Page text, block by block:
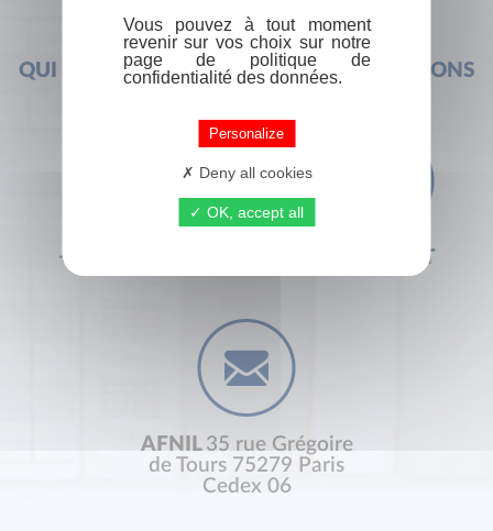
QUI SOMMES-NOUS ? FOIRE AUX QUESTIONS
+33 (0) 1 44 41 29 19 CONTACT
AFNIL 35 rue Grégoire
de Tours 75279 Paris
Cedex 06
Vous pouvez à tout moment
revenir sur vos choix sur notre
page de politique de
confidentialité des données.
Personalize
Deny all cookies
OK, accept all